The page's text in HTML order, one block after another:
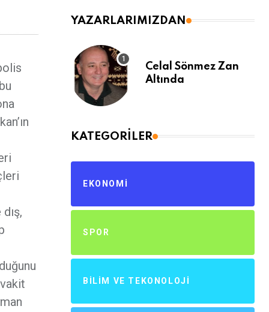
YAZARLARIMIZDAN
Celal Sönmez Zan
Altında
KATEGORILER
EKONOMI
SPOR
BILIM VE TEKONOLOJI